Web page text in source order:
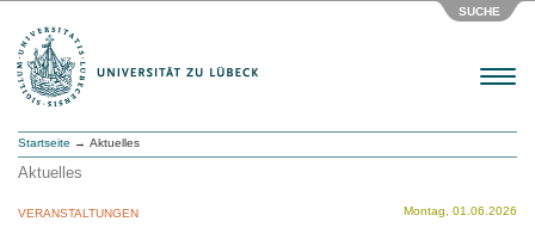
SUCHE
Menu
Startseite → Aktuelles
Aktuelles
Montag, 01.06.2026
VERANSTALTUNGEN